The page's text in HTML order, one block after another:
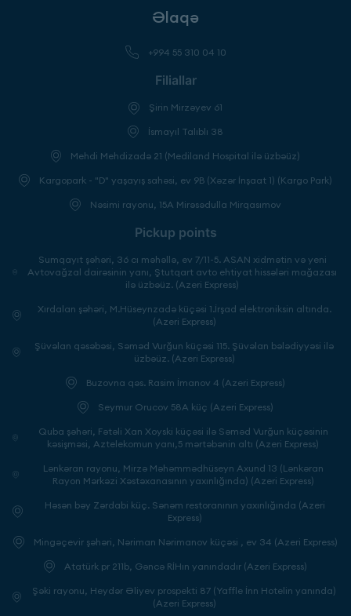
Əlaqə
+994 55 310 04 10
Filiallar
Şirin Mirzəyev 61
İsmayıl Talıblı 38
Mehdi Mehdizadə 21 (Mediland Hospital ilə üzbəüz)
Kargopark - "D" yaşayış sahəsi, ev 9B (Xəzər İnşaat 1) (Kargo Park)
Nəsimi rayonu, 15A Mirəsədulla Mirqasımov
Pickup points
Sumqayıt şəhəri, 36 cı məhəllə, ev 7/11-5. ASAN xidmətin və yeni
Avtovağzal dairəsinin yanı, Ştutqart avto ehtiyat hissələri mağazası
ilə üzbəüz. (Azeri Express)
Xırdalan şəhəri, M.Hüseynzadə küçəsi 1.İrşad elektroniksin altında.
(Azeri Express)
Şüvəlan qəsəbəsi, Səməd Vurğun küçəsi 115. Şüvəlan bələdiyyəsi ilə
üzbəüz. (Azeri Express)
Buzovna qəs. Rasim İmanov 4 (Azeri Express)
Seymur Orucov 58A küç (Azeri Express)
Quba şəhəri, Fətəli Xan Xoyski küçəsi ilə Səməd Vurğun küçəsinin
kəsişməsi, Aztelekomun yanı,5 mərtəbənin altı (Azeri Express)
Lənkəran rayonu, Mirzə Məhəmmədhüseyn Axund 13 (Lənkəran
Rayon Mərkəzi Xəstəxanasının yaxınlığında) (Azeri Express)
Həsən bəy Zərdabi küç. Sənəm restoranının yaxınlığında (Azeri
Express)
Mingəçevir şəhəri, Nəriman Nərimanov küçəsi , ev 34 (Azeri Express)
Atatürk pr 211b, Gəncə RİHın yanındadır (Azeri Express)
Şəki rayonu, Heydər Əliyev prospekti 87 (Yaffle İnn Hotelin yanında)
(Azeri Express)